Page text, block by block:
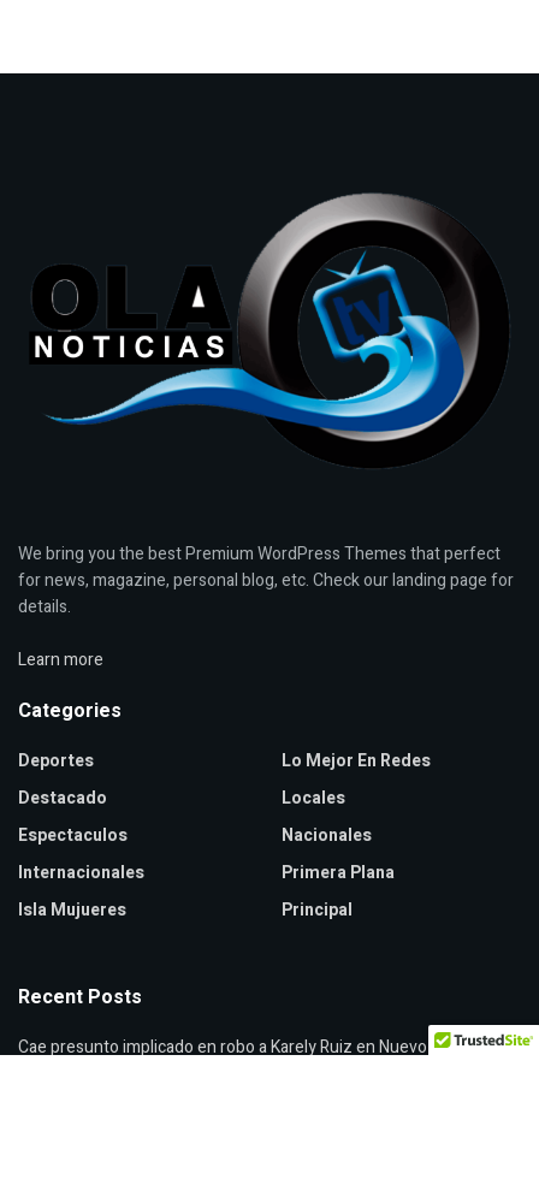
We bring you the best Premium WordPress Themes that perfect
for news, magazine, personal blog, etc. Check our landing page for
details.
Learn more
Categories
Deportes
Destacado
Espectaculos
Internacionales
Isla Mujueres
Lo Mejor En Redes
Locales
Nacionales
Primera Plana
Principal
Recent Posts
Cae presunto implicado en robo a Karely Ruiz en Nuevo León